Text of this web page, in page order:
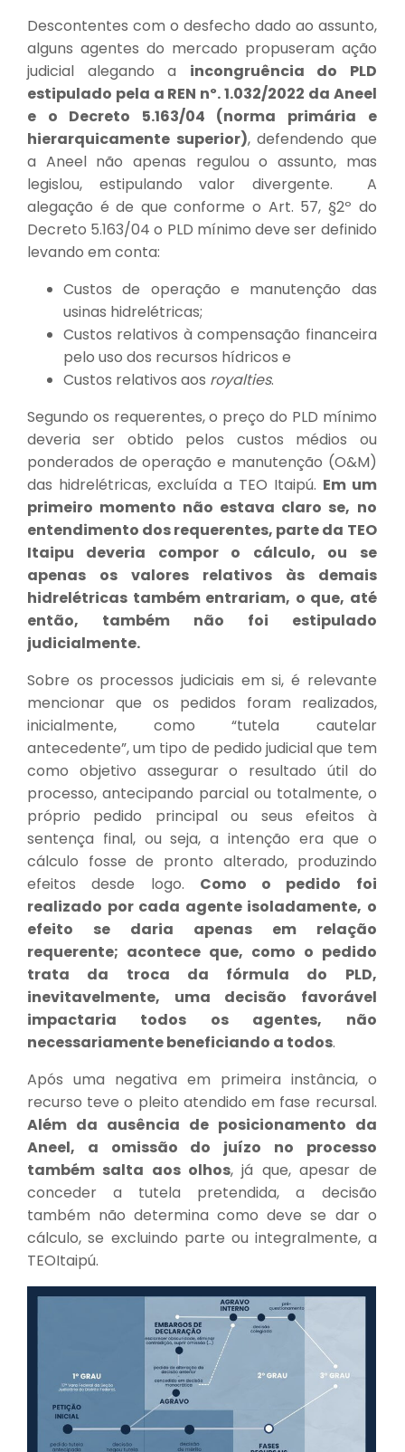
Descontentes com o desfecho dado ao assunto,
alguns agentes do mercado propuseram ação
judicial alegando a incongruência do PLD
estipulado pela a REN nº. 1.032/2022 da Aneel
e o Decreto 5.163/04 (norma primária e
hierarquicamente superior), defendendo que
a Aneel não apenas regulou o assunto, mas
legislou, estipulando valor divergente. A
alegação é de que conforme o Art. 57, §2º do
Decreto 5.163/04 o PLD mínimo deve ser definido
levando em conta:
Custos de operação e manutenção das
usinas hidrelétricas;
Custos relativos à compensação financeira
pelo uso dos recursos hídricos e
Custos relativos aos royalties.
Segundo os requerentes, o preço do PLD mínimo
deveria ser obtido pelos custos médios ou
ponderados de operação e manutenção (O&M)
das hidrelétricas, excluída a TEO Itaipú. Em um
primeiro momento não estava claro se, no
entendimento dos requerentes, parte da TEO
Itaipu deveria compor o cálculo, ou se
apenas os valores relativos às demais
hidrelétricas também entrariam, o que, até
então, também não foi estipulado
judicialmente.
Sobre os processos judiciais em si, é relevante
mencionar que os pedidos foram realizados,
inicialmente, como “tutela cautelar
antecedente”, um tipo de pedido judicial que tem
como objetivo assegurar o resultado útil do
processo, antecipando parcial ou totalmente, o
próprio pedido principal ou seus efeitos à
sentença final, ou seja, a intenção era que o
cálculo fosse de pronto alterado, produzindo
efeitos desde logo. Como o pedido foi
realizado por cada agente isoladamente, o
efeito se daria apenas em relação
requerente; acontece que, como o pedido
trata da troca da fórmula do PLD,
inevitavelmente, uma decisão favorável
impactaria todos os agentes, não
necessariamente beneficiando a todos.
Após uma negativa em primeira instância, o
recurso teve o pleito atendido em fase recursal.
Além da ausência de posicionamento da
Aneel, a omissão do juízo no processo
também salta aos olhos, já que, apesar de
conceder a tutela pretendida, a decisão
também não determina como deve se dar o
cálculo, se excluindo parte ou integralmente, a
TEOItaipú.